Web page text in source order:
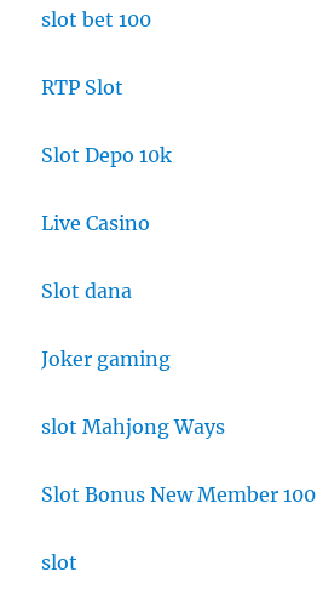
slot bet 100
RTP Slot
Slot Depo 10k
Live Casino
Slot dana
Joker gaming
slot Mahjong Ways
Slot Bonus New Member 100
slot